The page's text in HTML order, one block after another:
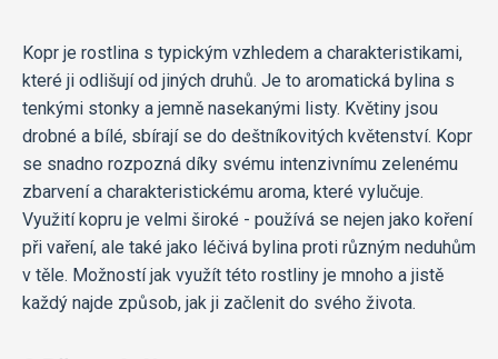
Kopr je rostlina s typickým vzhledem a charakteristikami,
které ji odlišují od jiných druhů. Je to aromatická bylina s
tenkými stonky a jemně nasekanými listy. Květiny jsou
drobné a bílé, sbírají se do deštníkovitých květenství. Kopr
se snadno rozpozná díky svému intenzivnímu zelenému
zbarvení a charakteristickému aroma, které vylučuje.
Využití kopru je velmi široké - používá se nejen jako koření
při vaření, ale také jako léčivá bylina proti různým neduhům
v těle. Možností jak využít této rostliny je mnoho a jistě
každý najde způsob, jak ji začlenit do svého života.